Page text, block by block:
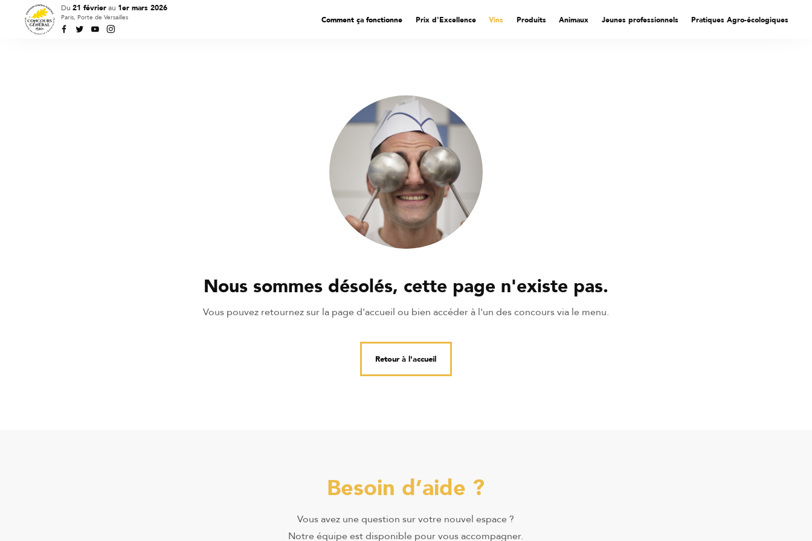
Du21 févrierau 1er mars 2026
Paris, Porte de Versailles Comment ça fonctionne Prix d'Excellence Vins Produits Animaux Jeunes professionnels Pratiques Agro-écologiques
Nous sommes désolés, cette page n'existe pas.
Vous pouvez retournez sur la page d'accueil ou bien accéder à l'un des concours via le menu.
Retour à l'accueil
Besoin d’aide ?
Vous avez une question sur votre nouvel espace ?
Notre équipe est disponible pour vous accompagner.